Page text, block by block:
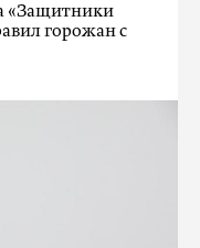
«Защитники
горожан с